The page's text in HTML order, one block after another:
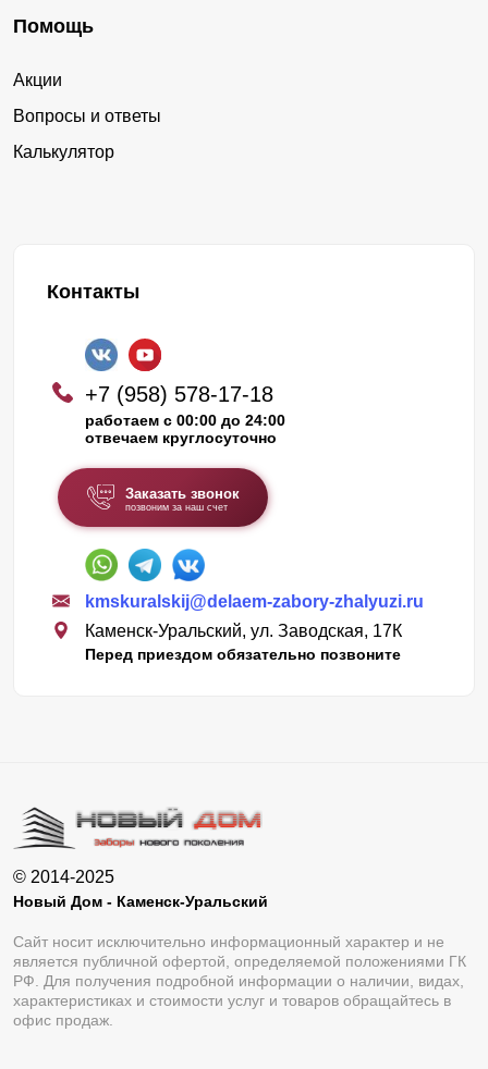
Помощь
Акции
Вопросы и ответы
Калькулятор
Контакты
+7 (958) 578-17-18
работаем с 00:00 до 24:00
отвечаем круглосуточно
Заказать звонок
позвоним за наш счет
kmskuralskij@delaem-zabory-zhalyuzi.ru
Каменск-Уральский, ул. Заводская, 17К
Перед приездом обязательно позвоните
© 2014-2025
Новый Дом - Каменск-Уральский
Сайт носит исключительно информационный характер и не
является публичной офертой, определяемой положениями ГК
РФ. Для получения подробной информации о наличии, видах,
характеристиках и стоимости услуг и товаров обращайтесь в
офис продаж.